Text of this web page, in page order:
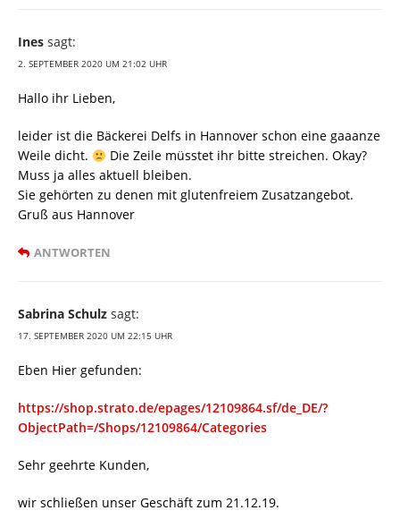
Ines sagt:
2. SEPTEMBER 2020 UM 21:02 UHR
Hallo ihr Lieben,
leider ist die Bäckerei Delfs in Hannover schon eine gaaanze
Weile dicht.
Die Zeile müsstet ihr bitte streichen. Okay?
Muss ja alles aktuell bleiben.
Sie gehörten zu denen mit glutenfreiem Zusatzangebot.
Gruß aus Hannover
ANTWORTEN
Sabrina Schulz sagt:
17. SEPTEMBER 2020 UM 22:15 UHR
Eben Hier gefunden:
https://shop.strato.de/epages/12109864.sf/de_DE/?
ObjectPath=/Shops/12109864/Categories
Sehr geehrte Kunden,
wir schließen unser Geschäft zum 21.12.19.